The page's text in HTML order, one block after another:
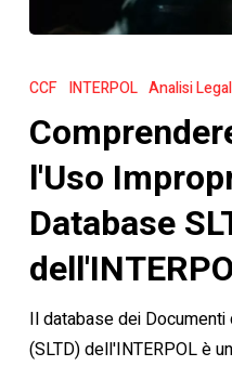
e
l'Uso
Improprio
Database
SLTD
CCF INTERPOL Analisi
l'Uso
Database
Il database dei Documenti
(SLTD) dell'INTERPOL è